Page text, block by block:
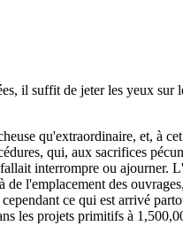
il suffit de jeter les yeux
qu'extraordinaire, et, à
qui, aux sacrifices
interrompre ou ajourner.
l'emplacement des
ce qui est arrivé
les projets primitifs à